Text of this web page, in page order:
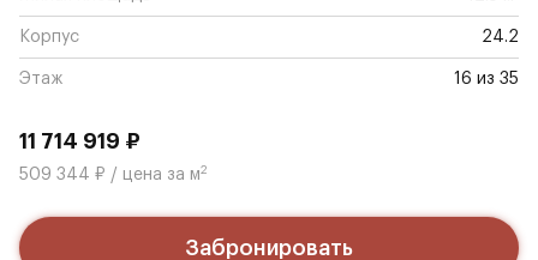
Корпус 24.2
Этаж 16 из 35
11 714 919 ₽
509 344 ₽ / цена за м2
Забронировать